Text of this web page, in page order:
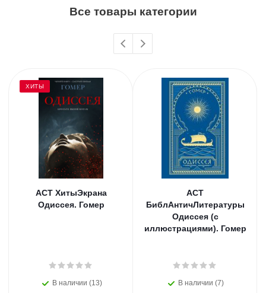
Все товары категории
ХИТЫ
АСТ ХитыЭкрана
Одиссея. Гомер
В наличии (13)
АСТ
БиблАнтичЛитературы
Одиссея (с
иллюстрациями). Гомер
В наличии (7)